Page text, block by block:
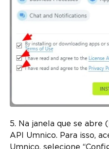
5. Na janela que se abre
API Umnico. Para isso,
Umnico, selecione